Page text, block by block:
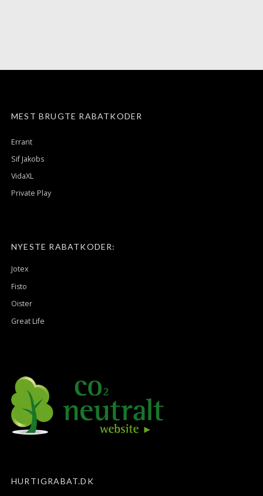
MEST BRUGTE RABATKODER
Errant
Sif Jakobs
VidaXL
Private Play
NYESTE RABATKODER:
Jotex
Fisto
Oister
Great Life
HURTIGRABAT.DK